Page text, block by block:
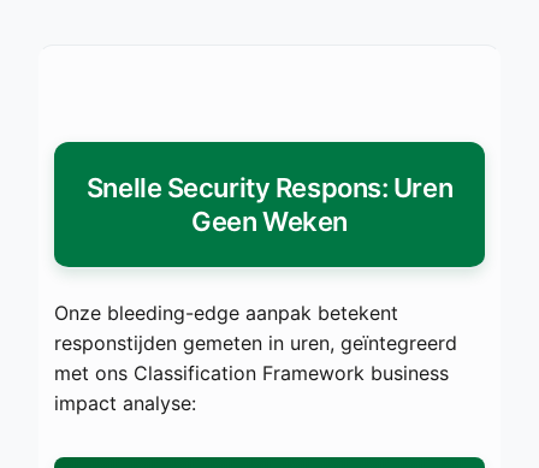
Snelle Security Respons: Uren
Geen Weken
Onze bleeding-edge aanpak betekent
responstijden gemeten in uren, geïntegreerd
met ons Classification Framework business
impact analyse: